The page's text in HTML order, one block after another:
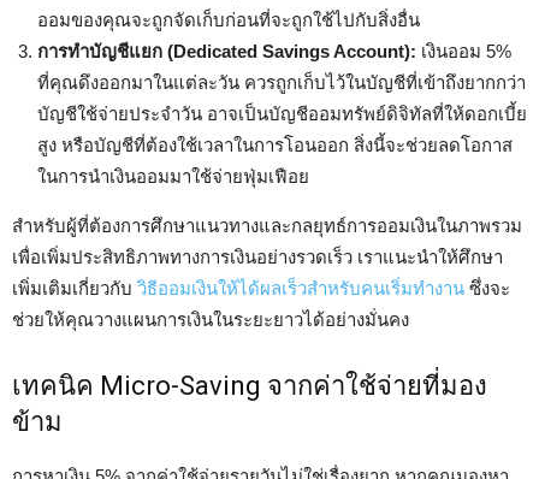
ออมของคุณจะถูกจัดเก็บก่อนที่จะถูกใช้ไปกับสิ่งอื่น
การทำบัญชีแยก (Dedicated Savings Account): เงินออม 5%
ที่คุณดึงออกมาในแต่ละวัน ควรถูกเก็บไว้ในบัญชีที่เข้าถึงยากกว่า
บัญชีใช้จ่ายประจำวัน อาจเป็นบัญชีออมทรัพย์ดิจิทัลที่ให้ดอกเบี้ย
สูง หรือบัญชีที่ต้องใช้เวลาในการโอนออก สิ่งนี้จะช่วยลดโอกาส
ในการนำเงินออมมาใช้จ่ายฟุ่มเฟือย
สำหรับผู้ที่ต้องการศึกษาแนวทางและกลยุทธ์การออมเงินในภาพรวม
เพื่อเพิ่มประสิทธิภาพทางการเงินอย่างรวดเร็ว เราแนะนำให้ศึกษา
เพิ่มเติมเกี่ยวกับ วิธีออมเงินให้ได้ผลเร็วสำหรับคนเริ่มทำงาน ซึ่งจะ
ช่วยให้คุณวางแผนการเงินในระยะยาวได้อย่างมั่นคง
เทคนิค Micro-Saving จากค่าใช้จ่ายที่มอง
ข้าม